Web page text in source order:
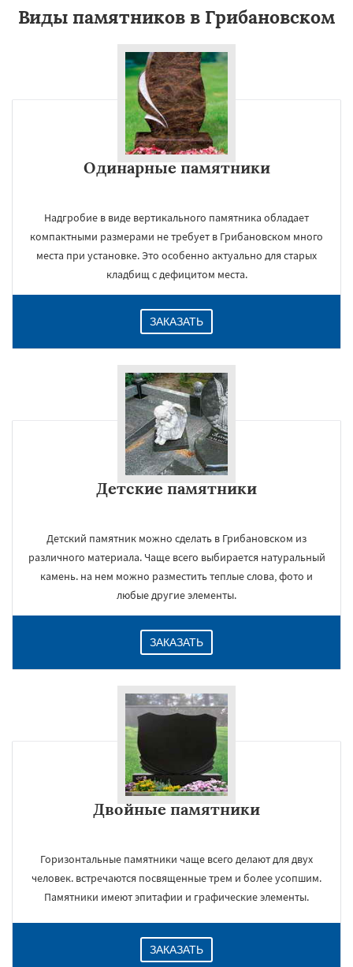
Виды памятников в Грибановском
Одинарные памятники
Надгробие в виде вертикального памятника обладает
компактными размерами не требует в Грибановском много
места при установке. Это особенно актуально для старых
кладбищ с дефицитом места.
ЗАКАЗАТЬ
Детские памятники
Детский памятник можно сделать в Грибановском из
различного материала. Чаще всего выбирается натуральный
камень. на нем можно разместить теплые слова, фото и
любые другие элементы.
ЗАКАЗАТЬ
Двойные памятники
Горизонтальные памятники чаще всего делают для двух
человек. встречаются посвященные трем и более усопшим.
Памятники имеют эпитафии и графические элементы.
ЗАКАЗАТЬ